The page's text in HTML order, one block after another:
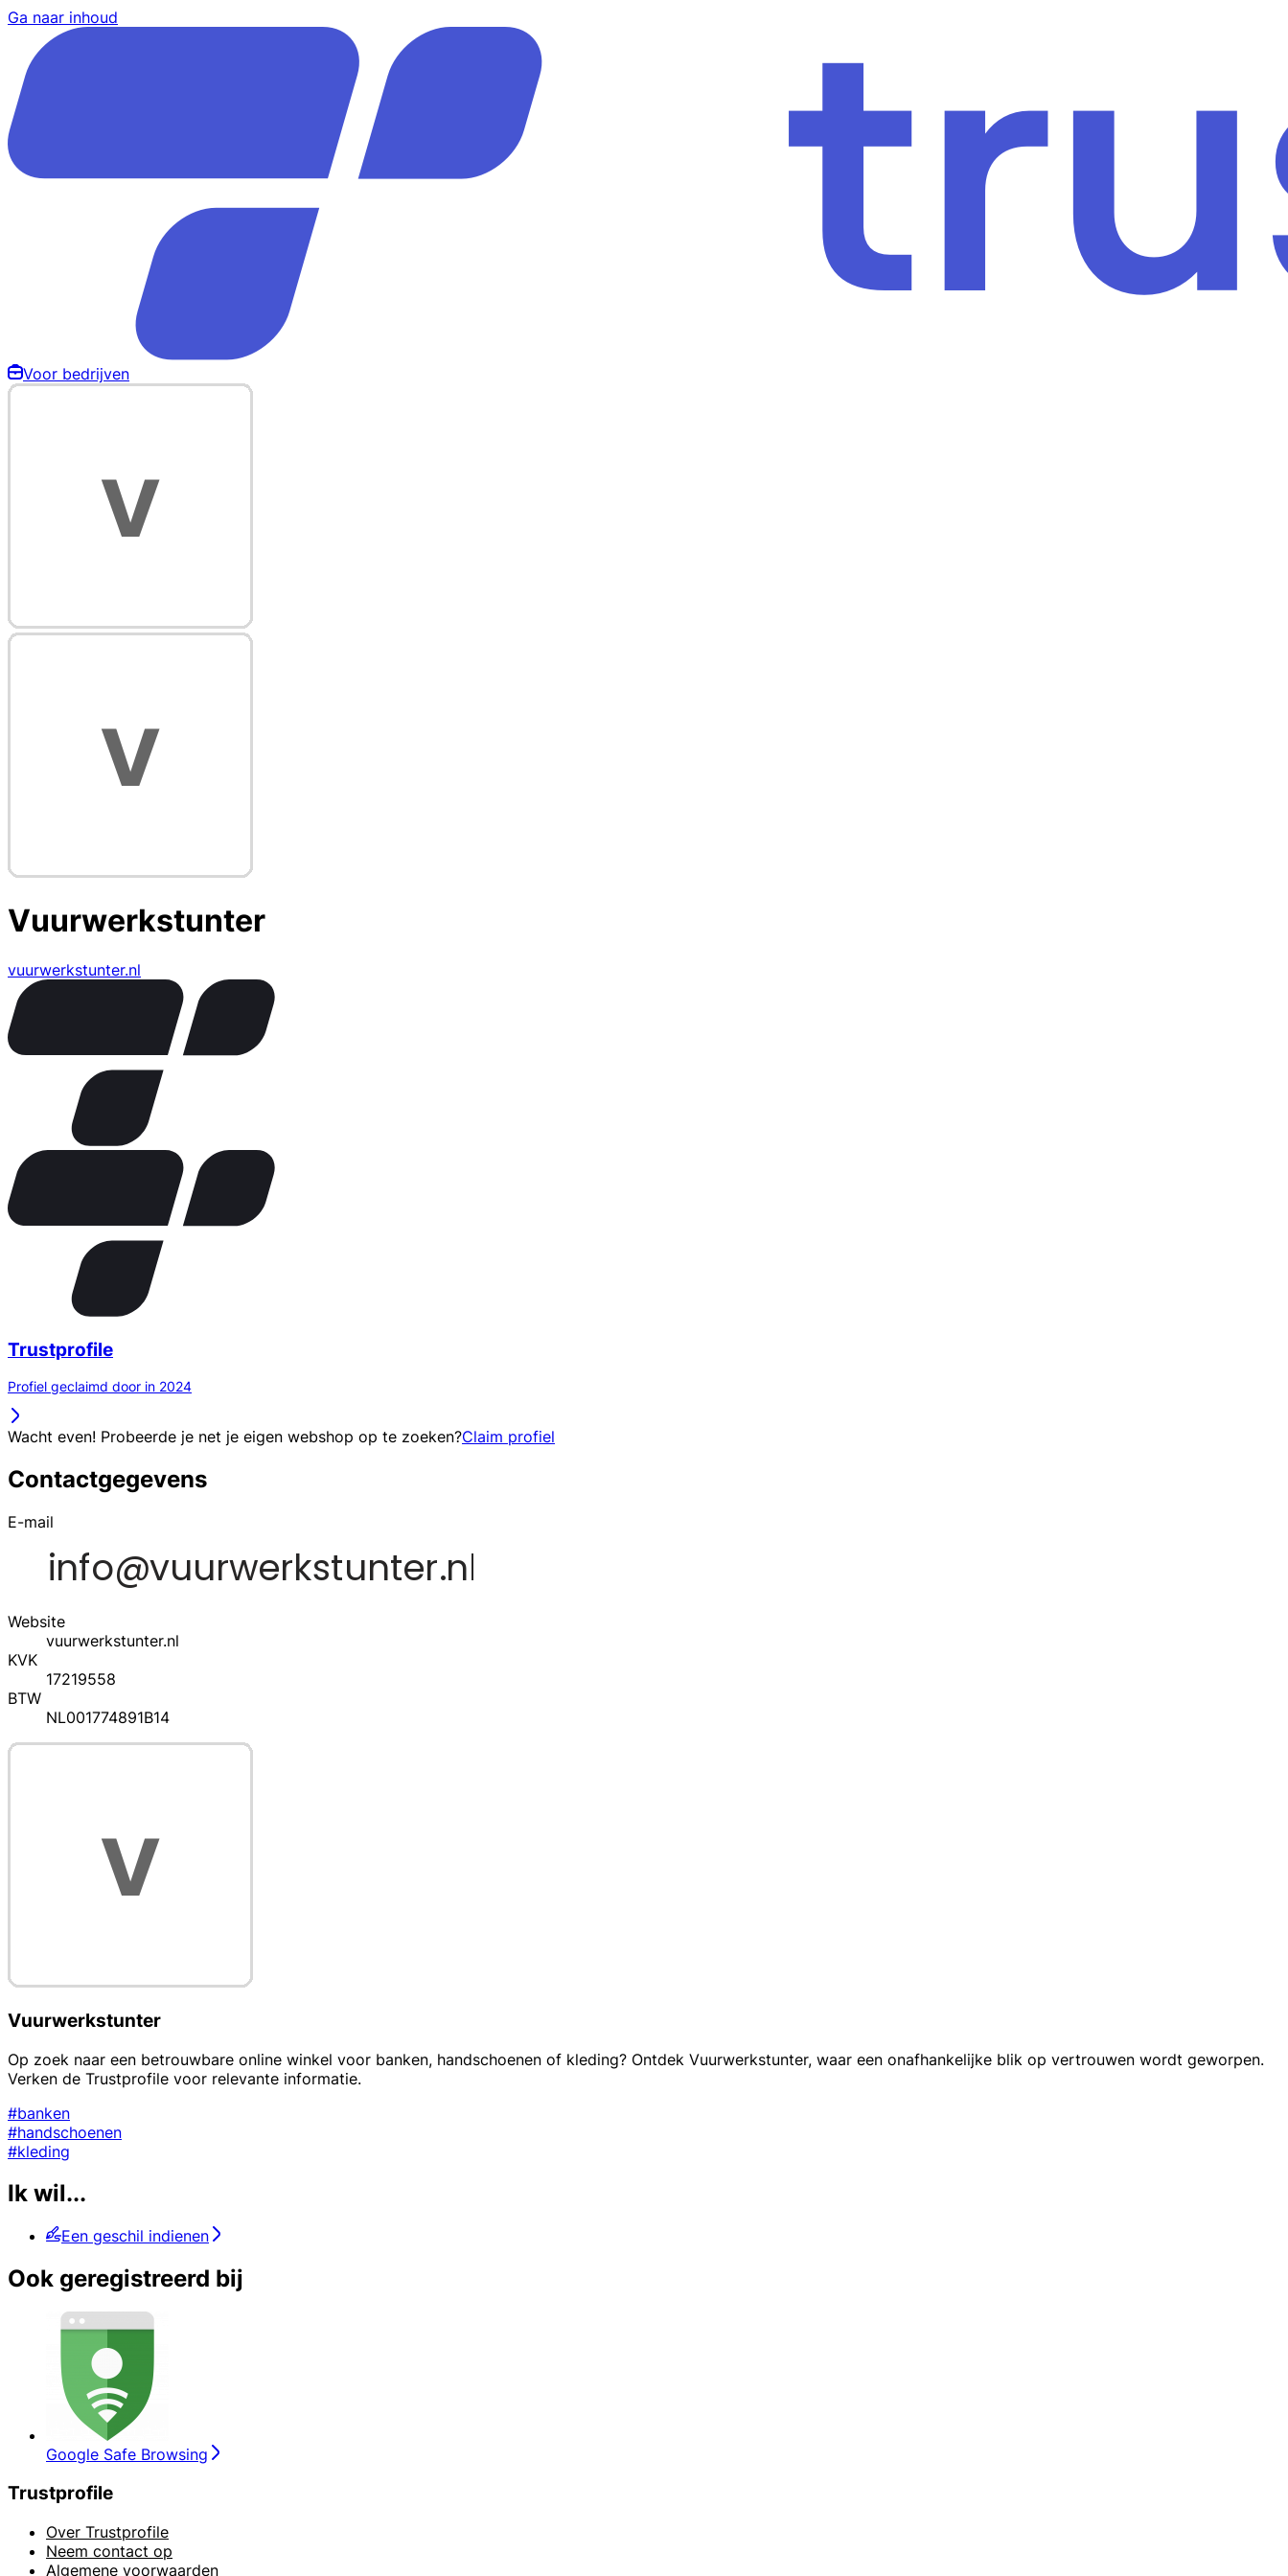
Ga naar inhoud
Voor bedrijven
Vuurwerkstunter
vuurwerkstunter.nl
Trustprofile
Profiel geclaimd door in 2024
Wacht even! Probeerde je net je eigen webshop op te zoeken?Claim profiel
Contactgegevens
E-mail
Website
vuurwerkstunter.nl
KVK
17219558
BTW
NL001774891B14
Vuurwerkstunter
Op zoek naar een betrouwbare online winkel voor banken, handschoenen of kleding? Ontdek Vuurwerkstunter, waar een onafhankelijke blik op vertrouwen wordt geworpen.
Verken de Trustprofile voor relevante informatie.
#banken
#handschoenen
#kleding
Ik wil...
Een geschil indienen
Ook geregistreerd bij
Google Safe Browsing
Trustprofile
Over Trustprofile
Neem contact op
Algemene voorwaarden